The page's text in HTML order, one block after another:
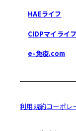
HAEライフ
CIDPマイライフ
e-免疫.com
利用規約コーポレ